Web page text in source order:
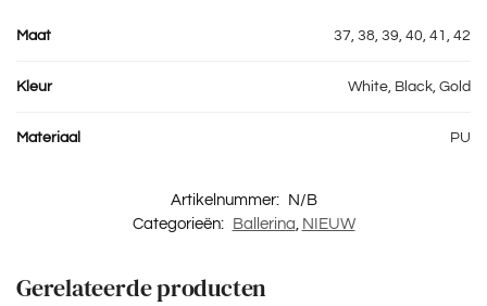
Maat 37, 38, 39, 40, 41, 42
Kleur White, Black, Gold
Materiaal PU
Artikelnummer:
N/B
Categorieën:
Ballerina, NIEUW
Gerelateerde producten